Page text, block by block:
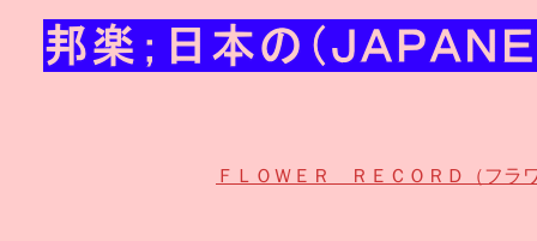
ＦＬＯＷＥＲ ＲＥＣＯＲＤ（フラ